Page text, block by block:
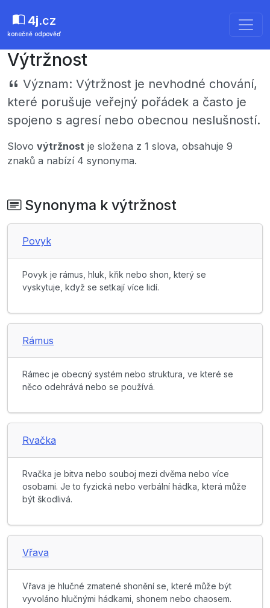
4j.cz
konečně odpověď
Výtržnost
Význam: Výtržnost je nevhodné chování,
které porušuje veřejný pořádek a často je
spojeno s agresí nebo obecnou neslušností.
Slovo výtržnost je složena z 1 slova, obsahuje 9
znaků a nabízí 4 synonyma.
Synonyma k výtržnost
Povyk
Povyk je rámus, hluk, křik nebo shon, který se
vyskytuje, když se setkají více lidí.
Rámus
Rámec je obecný systém nebo struktura, ve které se
něco odehrává nebo se používá.
Rvačka
Rvačka je bitva nebo souboj mezi dvěma nebo více
osobami. Je to fyzická nebo verbální hádka, která může
být škodlivá.
Vřava
Vřava je hlučné zmatené shonění se, které může být
vyvoláno hlučnými hádkami, shonem nebo chaosem.